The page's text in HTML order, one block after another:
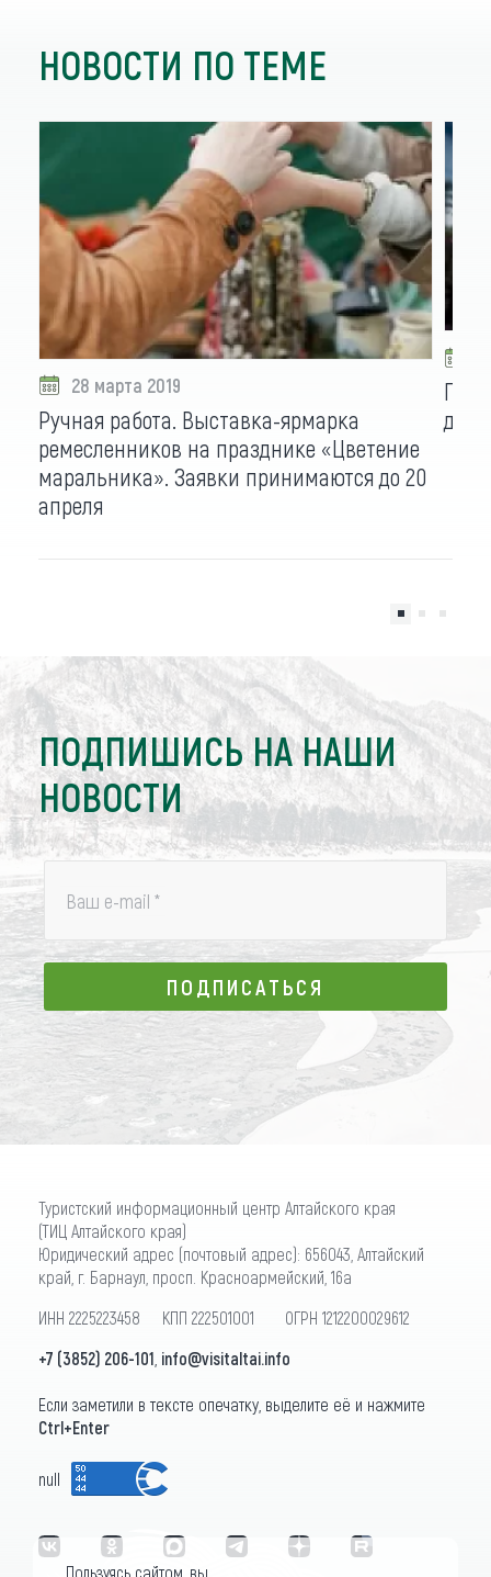
НОВОСТИ ПО ТЕМЕ
28 марта 2019
Ручная работа. Выставка-ярмарка
ремесленников на празднике «Цветение
маральника». Заявки принимаются до 20
апреля
ПОДПИШИСЬ НА НАШИ
НОВОСТИ
Ваш e-mail *
ПОДПИСАТЬСЯ
ПОДПИСАТЬСЯ
Туристский информационный центр Алтайского края
(ТИЦ Алтайского края)
Юридический адрес (почтовый адрес): 656043, Алтайский
край, г. Барнаул, просп. Красноармейский, 16а
ИНН 2225223458 КПП 222501001 ОГРН 1212200029612
+7 (3852) 206-101 info@visitaltai.info
Если заметили в тексте опечатку, выделите её и нажмите
Ctrl+Enter
null
Пользуясь сайтом, вы